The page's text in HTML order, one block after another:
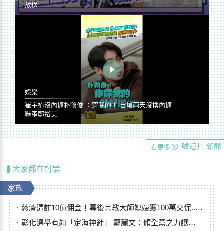
放送
娛樂
崔宇植沒內褲朴敘俊 ：穿我的！ 自爆兩天沒換內褲
嚇歪鄭裕美
看更多 噓短片 新聞
大家都在討論
家族
慈濟遭詐10億佣金！幕後宗教大師媳婦獲100萬交保...快步奔離不發一語
彰化選舉有如「定海神針」 鄭麗文：傾全黨之力讓彰化贏